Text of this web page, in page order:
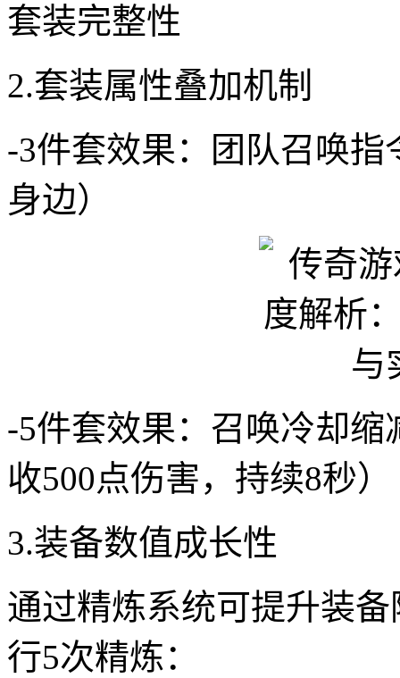
套装完整性
2.套装属性叠加机制
-3件套效果：团队召唤
身边）
-5件套效果：召唤冷却
收500点伤害，持续8秒）
3.装备数值成长性
通过精炼系统可提升装
行5次精炼：